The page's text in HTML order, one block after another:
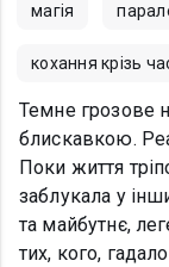
магія
кохання крізь
Темне грозове
блискавкою.
Поки життя
заблукала у
та майбутнє,
тих, кого,